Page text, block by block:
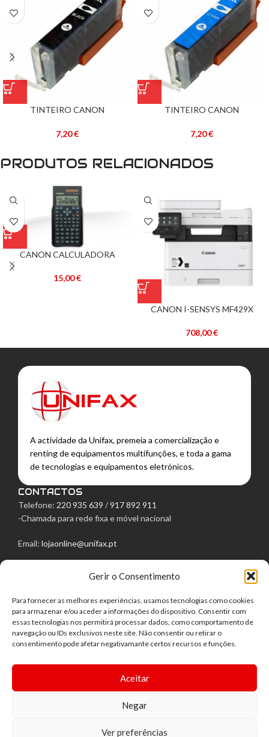
Gerir o Consentimento
Para fornecer as melhores experiências, usamos tecnologias como cookies
para armazenar e/ou aceder a informações do dispositivo. Consentir com
essas tecnologias nos permitirá processar dados, como comportamento de
navegação ou IDs exclusivos neste site. Não consentir ou retirar o
consentimento pode afetar negativamante certos recursos e funções.
Aceitar
Negar
Ver preferências
TINTEIRO CANON
PRETO
7,20€
TINTEIRO CANON
AZUL
7,20€
PRODUTOS RELACIONADOS
CANON CALCULADORA
CIENTIFICA F-715SG BLACK
EXP DBL
15,00€
CANON I-SENSYS MF429X
708,00€
A actividade da Unifax, premeia a comercialização e
renting de equipamentos multifunções, e toda a gama
de tecnologias e equipamentos eletrónicos.
CONTACTOS
Telefone: 220 935 639 /917 892 911
-Chamada para rede fixa e móvel nacional
Email: lojaonline@unifax.pt
LINKS ÚTEIS
Política de Privacidade
Política de Cookies
Termos e Condições
Direito de livre resolução
UNIFAX -Todos os direitos reservados. | Desenvolvido por